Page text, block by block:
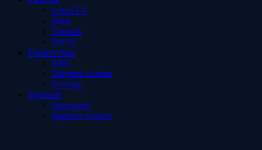
JokersTV
Shop
Chronik
MVPs
Förderverein
Infos
Mitglied werden
Satzung
Sponsors
Sponsoren
Sponsor werden